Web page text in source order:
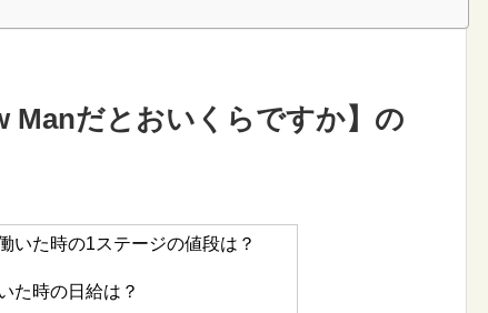
Manだとおいくらですか】の
いた時の1ステージの値段は？
た時の日給は？